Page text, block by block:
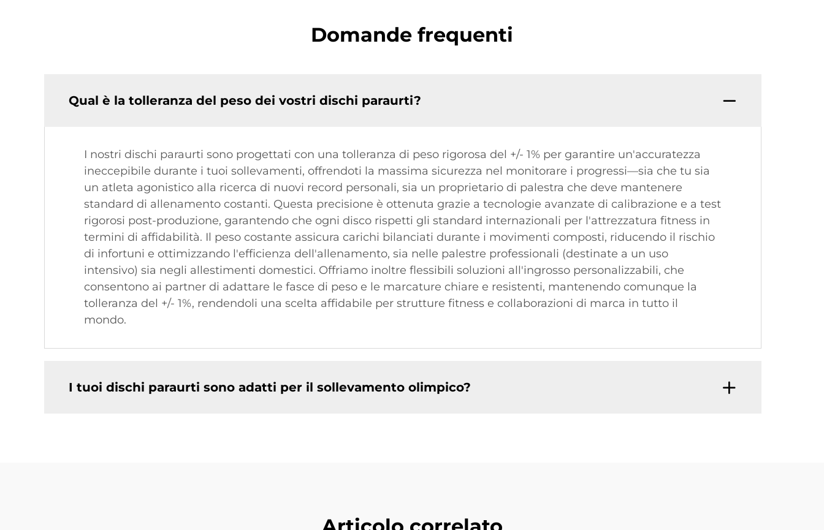
Domande frequenti
Qual è la tolleranza del peso dei vostri dischi paraurti?
I nostri dischi paraurti sono progettati con una tolleranza di peso rigorosa del +/- 1% per garantire un'accuratezza
ineccepibile durante i tuoi sollevamenti, offrendoti la massima sicurezza nel monitorare i progressi—sia che tu sia
un atleta agonistico alla ricerca di nuovi record personali, sia un proprietario di palestra che deve mantenere
standard di allenamento costanti. Questa precisione è ottenuta grazie a tecnologie avanzate di calibrazione e a test
rigorosi post-produzione, garantendo che ogni disco rispetti gli standard internazionali per l'attrezzatura fitness in
termini di affidabilità. Il peso costante assicura carichi bilanciati durante i movimenti composti, riducendo il rischio
di infortuni e ottimizzando l'efficienza dell'allenamento, sia nelle palestre professionali (destinate a un uso
intensivo) sia negli allestimenti domestici. Offriamo inoltre flessibili soluzioni all'ingrosso personalizzabili, che
consentono ai partner di adattare le fasce di peso e le marcature chiare e resistenti, mantenendo comunque la
tolleranza del +/- 1%, rendendoli una scelta affidabile per strutture fitness e collaborazioni di marca in tutto il
mondo.
I tuoi dischi paraurti sono adatti per il sollevamento olimpico?